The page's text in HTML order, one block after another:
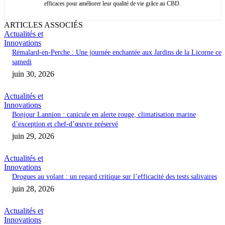
efficaces pour améliorer leur qualité de vie grâce au CBD.
ARTICLES ASSOCIÉS
Actualités et
Innovations
Rémalard-en-Perche : Une journée enchantée aux Jardins de la Licorne ce
samedi
juin 30, 2026
Actualités et
Innovations
Bonjour Lannion : canicule en alerte rouge, climatisation marine
d’exception et chef-d’œuvre préservé
juin 29, 2026
Actualités et
Innovations
Drogues au volant : un regard critique sur l’efficacité des tests salivaires
juin 28, 2026
Actualités et
Innovations